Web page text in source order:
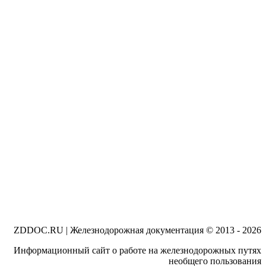
ZDDOC.RU | Железнодорожная документация © 2013 - 2026
Информационный сайт о работе на железнодорожных путях
необщего пользования